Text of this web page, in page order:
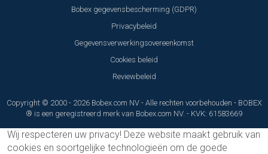
Bobex gegevensbescherming (GDPR)
Privacybeleid
Gegevensverwerkingsovereenkomst
Cookies beleid
Reviewbeleid
Copyright © 2000 - 2026 Bobex.com NV - Alle rechten voorbehouden - BOBEX
® is een geregistreerd merk van Bobex.com NV. - KVK: 61583669
Wij respecteren uw privacy! Deze website maakt gebruik van
cookies en soortgelijke technologieën om de goede